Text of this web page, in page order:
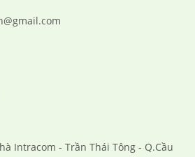
Intracom - Trần Thái Tông - Q.Cầu